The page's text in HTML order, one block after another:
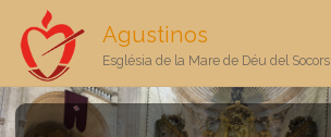
Agustinos
Església de la Mare de Déu del Socors